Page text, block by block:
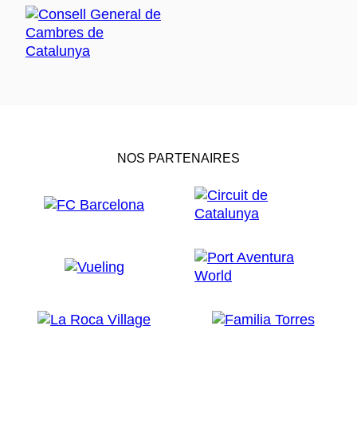
NOS PARTENAIRES